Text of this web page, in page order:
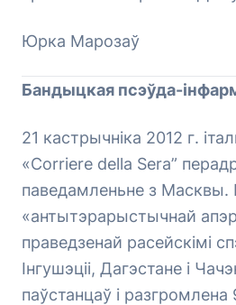
Юрка Марозаў
Бандыцкая псэўда-
21 кастрычніка 2012 г.
«Corriere della Sera”
паведамленьне з Масквы.
«антытэрарыстычнай
праведзенай расейскімі
Інгушэціі, Дагэстане і
паўстанцаў і разгромлена